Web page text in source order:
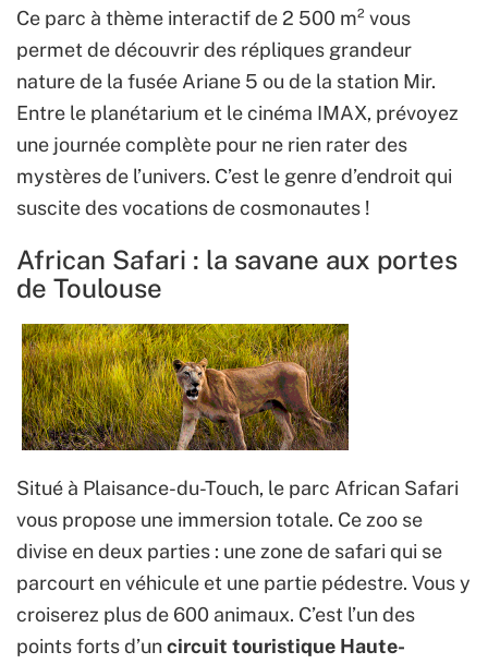
Ce parc à thème interactif de 2 500 m² vous
permet de découvrir des répliques grandeur
nature de la fusée Ariane 5 ou de la station Mir.
Entre le planétarium et le cinéma IMAX, prévoyez
une journée complète pour ne rien rater des
mystères de l’univers. C’est le genre d’endroit qui
suscite des vocations de cosmonautes !
African Safari : la savane aux portes
de Toulouse
Situé à Plaisance-du-Touch, le parc African Safari
vous propose une immersion totale. Ce zoo se
divise en deux parties : une zone de safari qui se
parcourt en véhicule et une partie pédestre. Vous y
croiserez plus de 600 animaux. C’est l’un des
points forts d’uncircuit touristique Haute-